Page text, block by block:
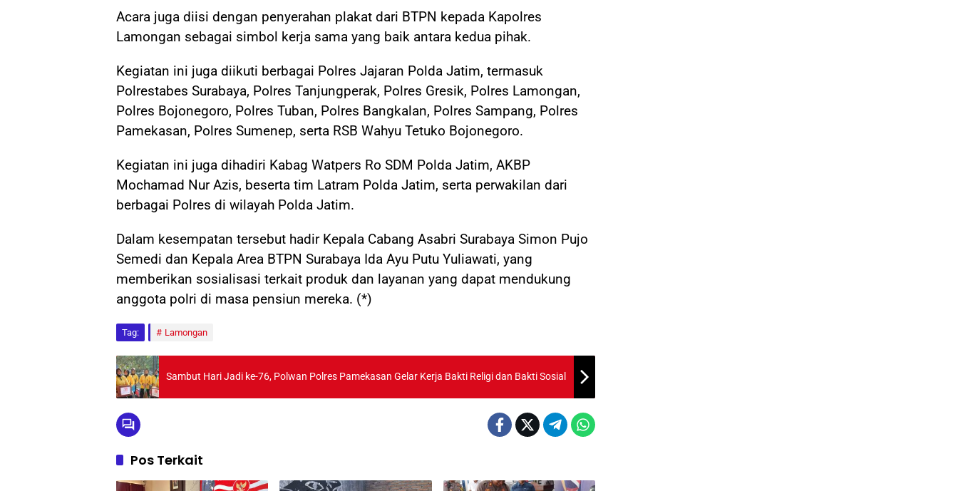
Acara juga diisi dengan penyerahan plakat dari BTPN kepada Kapolres
Lamongan sebagai simbol kerja sama yang baik antara kedua pihak.
Kegiatan ini juga diikuti berbagai Polres Jajaran Polda Jatim, termasuk
Polrestabes Surabaya, Polres Tanjungperak, Polres Gresik, Polres Lamongan,
Polres Bojonegoro, Polres Tuban, Polres Bangkalan, Polres Sampang, Polres
Pamekasan, Polres Sumenep, serta RSB Wahyu Tetuko Bojonegoro.
Kegiatan ini juga dihadiri Kabag Watpers Ro SDM Polda Jatim, AKBP
Mochamad Nur Azis, beserta tim Latram Polda Jatim, serta perwakilan dari
berbagai Polres di wilayah Polda Jatim.
Dalam kesempatan tersebut hadir Kepala Cabang Asabri Surabaya Simon Pujo
Semedi dan Kepala Area BTPN Surabaya Ida Ayu Putu Yuliawati, yang
memberikan sosialisasi terkait produk dan layanan yang dapat mendukung
anggota polri di masa pensiun mereka. (*)
Tag: Lamongan
Sambut Hari Jadi ke-76, Polwan Polres Pamekasan Gelar Kerja Bakti Religi dan Bakti Sosial
Pos Terkait